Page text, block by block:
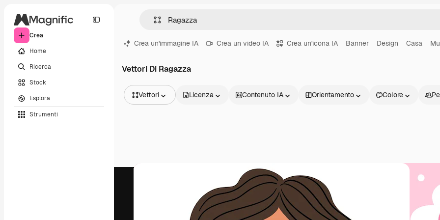
Crea
Home
Ricerca
Stock
Esplora
Strumenti
Crea un'immagine IA Crea un video IA Crea un'icona IA Banner Design Casa
Vettori Di Ragazza
Vettori
Video
Licenza Contenuto IA Orientamento Colore
Prodotti